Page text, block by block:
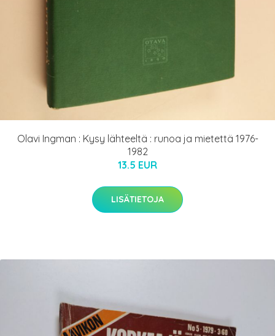
Olavi Ingman : Kysy lähteeltä : runoa ja mietettä 1976-
1982
13.5 EUR
LISÄTIETOJA